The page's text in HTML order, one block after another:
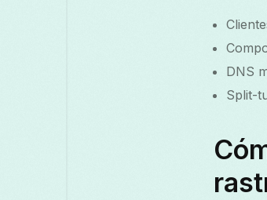
DNS
Split-